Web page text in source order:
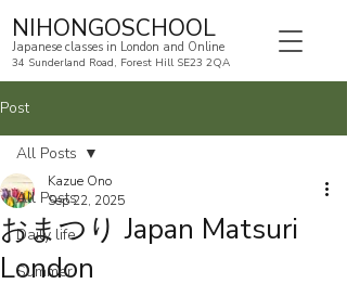
NIHONGOSCHOOL
Japanese classes in London and Online
34 Sunderland Road, Forest Hill SE23 2QA
Post
All Posts
Daily life
Summer
All Posts
おまつり Japan Matsuri
London
Kazue Ono
Sep 22, 2025